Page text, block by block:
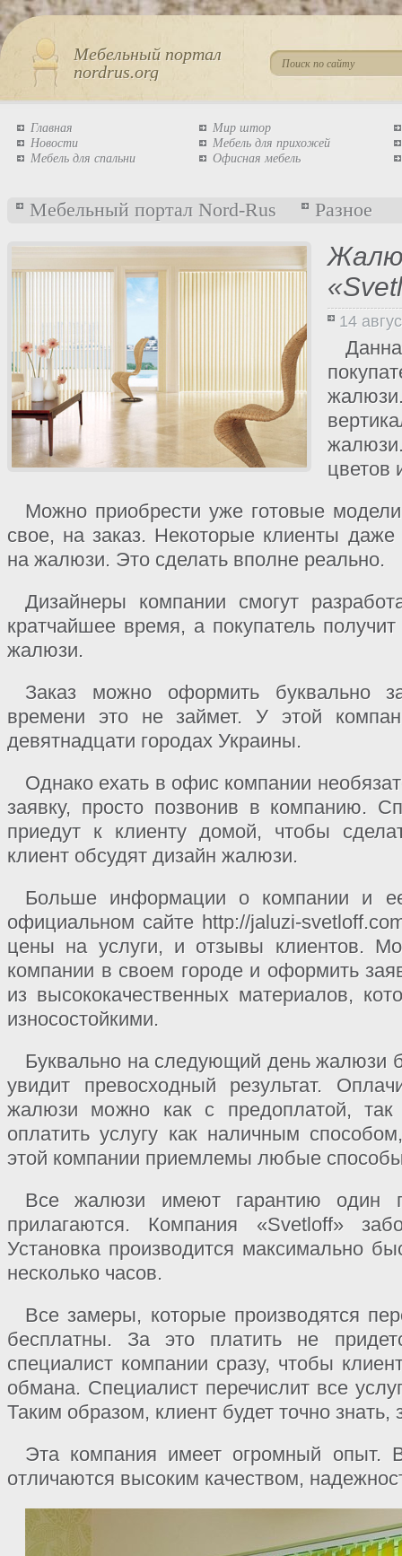
Мебельный портал
nordrus.org
Главная
Новости
Мебель для спальни
Мир штор
Мебель для прихожей
Офисная мебель
Мебельный портал Nord-Rus Разное
14
цветов
Можно приобрести уже готовые
свое, на заказ. Некоторые клиенты
на жалюзи. Это сделать вполне реально.
Дизайнеры компании смогут
кратчайшее время, а покупатель
жалюзи.
Заказ можно оформить буквально
времени это не займет. У этой
девятнадцати городах Украины.
Однако ехать в офис компании
заявку, просто позвонив в компанию.
приедут к клиенту домой, чтобы
клиент обсудят дизайн жалюзи.
Больше информации о компании и
официальном сайте http://jaluzi-
цены на услуги, и отзывы клиентов.
компании в своем городе и оформить
из высококачественных материалов,
износостойкими.
Буквально на следующий день жалюзи
увидит превосходный результат.
жалюзи можно как с предоплатой,
оплатить услугу как наличным
этой компании приемлемы любые
Все жалюзи имеют гарантию один
прилагаются. Компания «Svetloff»
Установка производится максимально
несколько часов.
Все замеры, которые производятся
бесплатны. За это платить не
специалист компании сразу, чтобы
обмана. Специалист перечислит все
Таким образом, клиент будет точно знать,
Эта компания имеет огромный опыт.
отличаются высоким качеством,